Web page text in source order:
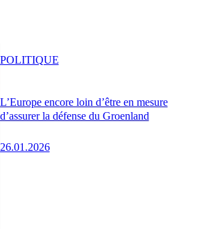
L’Europe encore loin d’être en mesure
d’assurer la défense du Groenland
26.01.2026
POLITIQUE